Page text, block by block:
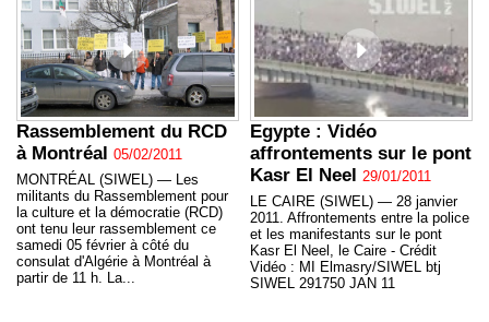
Rassemblement du RCD
à Montréal 05/02/2011
MONTRÉAL (SIWEL) — Les
militants du Rassemblement pour
la culture et la démocratie (RCD)
ont tenu leur rassemblement ce
samedi 05 février à côté du
consulat d'Algérie à Montréal à
partir de 11 h. La...
Egypte : Vidéo
affrontements sur le pont
Kasr El Neel 29/01/2011
LE CAIRE (SIWEL) — 28 janvier
2011. Affrontements entre la police
et les manifestants sur le pont
Kasr El Neel, le Caire - Crédit
Vidéo : MI Elmasry/SIWEL btj
SIWEL 291750 JAN 11